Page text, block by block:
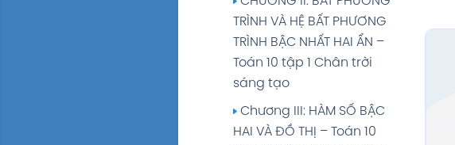
TRÌNH VÀ HỆ BẤT PHƯƠNG
TRÌNH BẬC NHẤT HAI ẨN –
Toán 10 tập 1 Chân trời
sáng tạo
Chương III: HÀM SỐ BẬC
HAI VÀ ĐỒ THỊ – Toán 10